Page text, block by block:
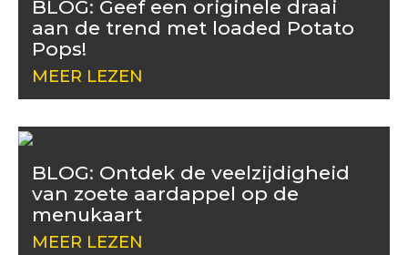
BLOG: Geef een originele draai
aan de trend met loaded Potato
Pops!
MEER LEZEN
BLOG: Ontdek de veelzijdigheid
van zoete aardappel op de
menukaart
MEER LEZEN